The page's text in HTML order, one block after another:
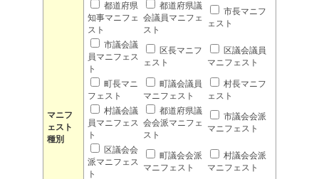
マニフ
ェスト
種別
都道府県
知事マニフェ
スト
都道府県議
会議員マニフェ
スト
市長マニフ
ェスト
市議会議
員マニフェス
ト
区長マニフ
ェスト
区議会議員
マニフェスト
町長マニ
フェスト
町議会議員
マニフェスト
村長マニフ
ェスト
村議会議
員マニフェス
ト
都道府県議
会会派マニフェ
スト
市議会会派
マニフェスト
区議会会
派マニフェス
ト
町議会会派
マニフェスト
村議会会派
マニフェスト